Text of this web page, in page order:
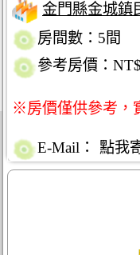
金門縣金城鎮
房間數：5間
參考房價：
※房價僅供參考，
E-Mail： 點我